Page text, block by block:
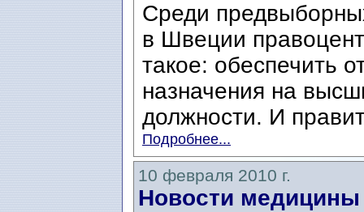
Среди
в Швеции
такое: обеспечить
назначения на
должности. И
Подробнее...
10 февраля 2010 г.
Новости медицины